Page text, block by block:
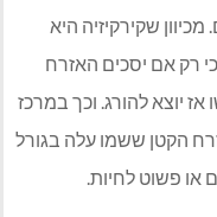
שקירקיזיה היא
רק אם יסכים האזרח
יוצא להורג. וכך במרכז
הקטן ששמו עלה בגורל
או פשוט לחיות.